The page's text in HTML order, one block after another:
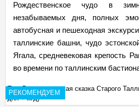
Рождественское чудо в
незабываемых дня, полных
автобусная и пешеходная
таллинские башни, чудо
Ягала, средневековая крепость
во времени по таллинским
РЕКОМЕНДУЕМ
Тур: Рождественская сказка Старого
дня + ж/д)